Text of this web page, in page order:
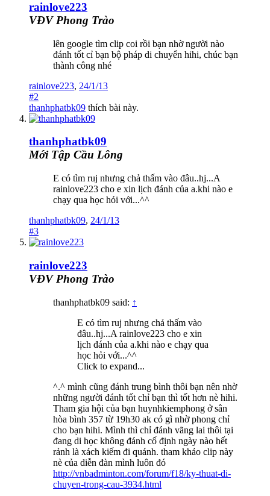
rainlove223
VĐV Phong Trào
lên google tìm clip coi rồi bạn nhờ người nào
đánh tốt cỉ bạn bộ pháp di chuyển hihi, chúc bạn
thành công nhé
rainlove223, 24/1/13
#2
thanhphatbk09 thích bài này.
thanhphatbk09
Mới Tập Cầu Lông
E có tìm ruj nhưng chả thấm vào đâu..hj...A
rainlove223 cho e xin lịch đánh của a.khi nào e
chạy qua học hỏi với...^^
thanhphatbk09, 24/1/13
#3
rainlove223
VĐV Phong Trào
thanhphatbk09 said: ↑
E có tìm ruj nhưng chả thấm vào
đâu..hj...A rainlove223 cho e xin
lịch đánh của a.khi nào e chạy qua
học hỏi với...^^
Click to expand...
^.^ mình cũng đánh trung bình thôi bạn nên nhờ
những người đánh tốt chỉ bạn thì tốt hơn nè hihi.
Tham gia hội của bạn huynhkiemphong ở sân
hòa bình 357 từ 19h30 ak có gì nhờ phong chỉ
cho bạn hihi. Mình thì chỉ đánh vãng lai thôi tại
đang di học không đánh cố định ngày nào hết
rảnh là xách kiếm đi quánh. tham khảo clip này
nè của diễn đàn mình luôn đó
http://vnbadminton.com/forum/f18/ky-thuat-di-
chuyen-trong-cau-3934.html